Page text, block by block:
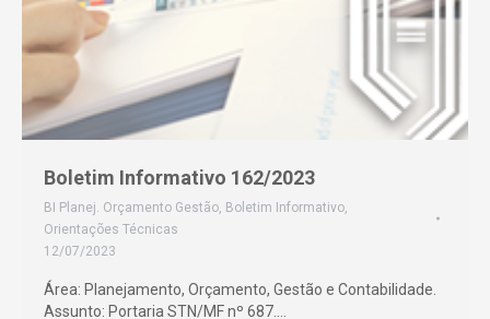
Boletim Informativo 162/2023
BI Planej. Orçamento Gestão, Boletim Informativo,
Orientações Técnicas
12/07/2023
Área: Planejamento, Orçamento, Gestão e Contabilidade.
Assunto: Portaria STN/MF nº 687.…